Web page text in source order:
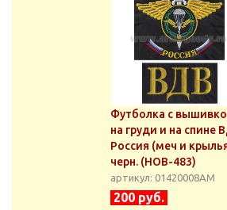
Футболка с
на груди и на спине
Россия (меч и
черн. (НОВ-483)
артикул: 01420008АМ
200 руб.